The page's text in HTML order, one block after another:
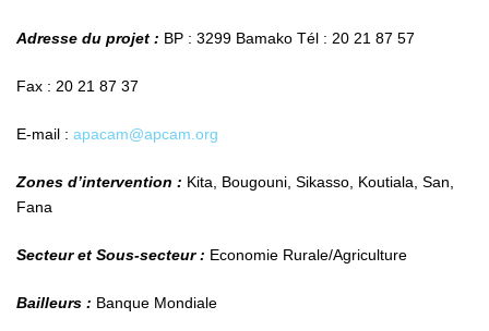
Adresse du projet : BP : 3299 Bamako Tél : 20 21 87 57
Fax : 20 21 87 37
E-mail : apacam@apcam.org
Zones d’intervention : Kita, Bougouni, Sikasso, Koutiala, San,
Fana
Secteur et Sous-secteur : Economie Rurale/Agriculture
Bailleurs : Banque Mondiale